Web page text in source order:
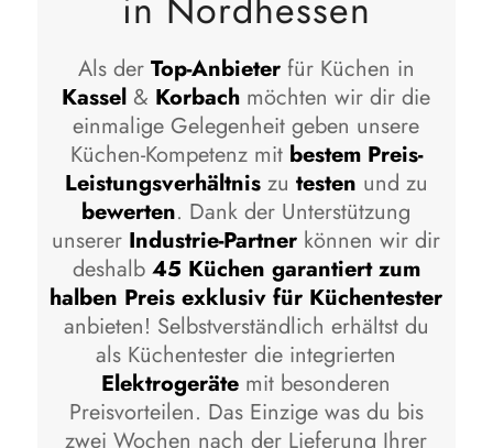
Als der Top-Anbieterfür Küchen in
Kassel& Korbach möchten wir dir die
einmalige Gelegenheit geben unsere
Küchen-Kompetenz mit bestem Preis-
Leistungsverhältniszu testen und zu
bewerten. Dank der Unterstützung
unserer Industrie-Partner können wir dir
deshalb 45 Küchen garantiert zum
halben Preis exklusiv für Küchentester
anbieten! Selbstverständlich erhältst du
als Küchentester die integrierten
Elektrogeräte mit besonderen
Preisvorteilen. Das Einzige was du bis
zwei Wochen nach der Lieferung Ihrer